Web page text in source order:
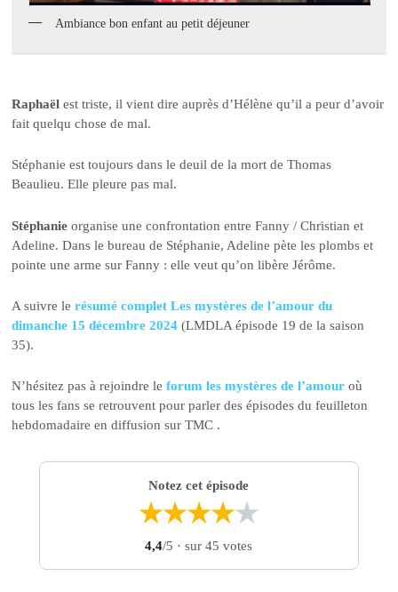
Ambiance bon enfant au petit déjeuner
Raphaël est triste, il vient dire auprès d’Hélène qu’il a peur d’avoir
fait quelqu chose de mal.
Stéphanie est toujours dans le deuil de la mort de Thomas
Beaulieu. Elle pleure pas mal.
Stéphanie organise une confrontation entre Fanny / Christian et
Adeline. Dans le bureau de Stéphanie, Adeline pète les plombs et
pointe une arme sur Fanny : elle veut qu’on libère Jérôme.
A suivre lerésumé complet Les mystères de l’amour du
dimanche 15 décembre 2024 (LMDLA épisode 19 de la saison
35).
N’hésitez pas à rejoindre leforum les mystères de l’amour où
tous les fans se retrouvent pour parler des épisodes du feuilleton
hebdomadaire en diffusion sur TMC .
Notez cet épisode
★★★★★
4,4/5 · sur 45 votes